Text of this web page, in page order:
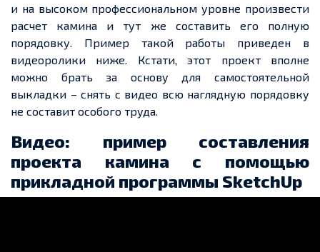
и на высоком профессиональном уровне произвести
расчет камина и тут же составить его полную
порядовку. Пример такой работы приведен в
видеоролики ниже. Кстати, этот проект вполне
можно брать за основу для самостоятельной
выкладки – снять с видео всю наглядную порядовку
не составит особого труда.
Видео: пример составления
проекта камина с помощью
прикладной программы SketchUp